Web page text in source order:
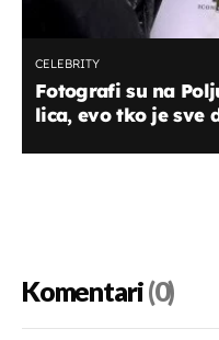
CELEBRITY
Fotografi su na
lica, evo tko je sve
Komentari(0)